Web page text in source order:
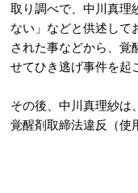
取り調べで、中川真理
ない」などと供述して
された事などから、覚
せてひき逃げ事件を起
その後、中川真理紗は
覚醒剤取締法違反（使